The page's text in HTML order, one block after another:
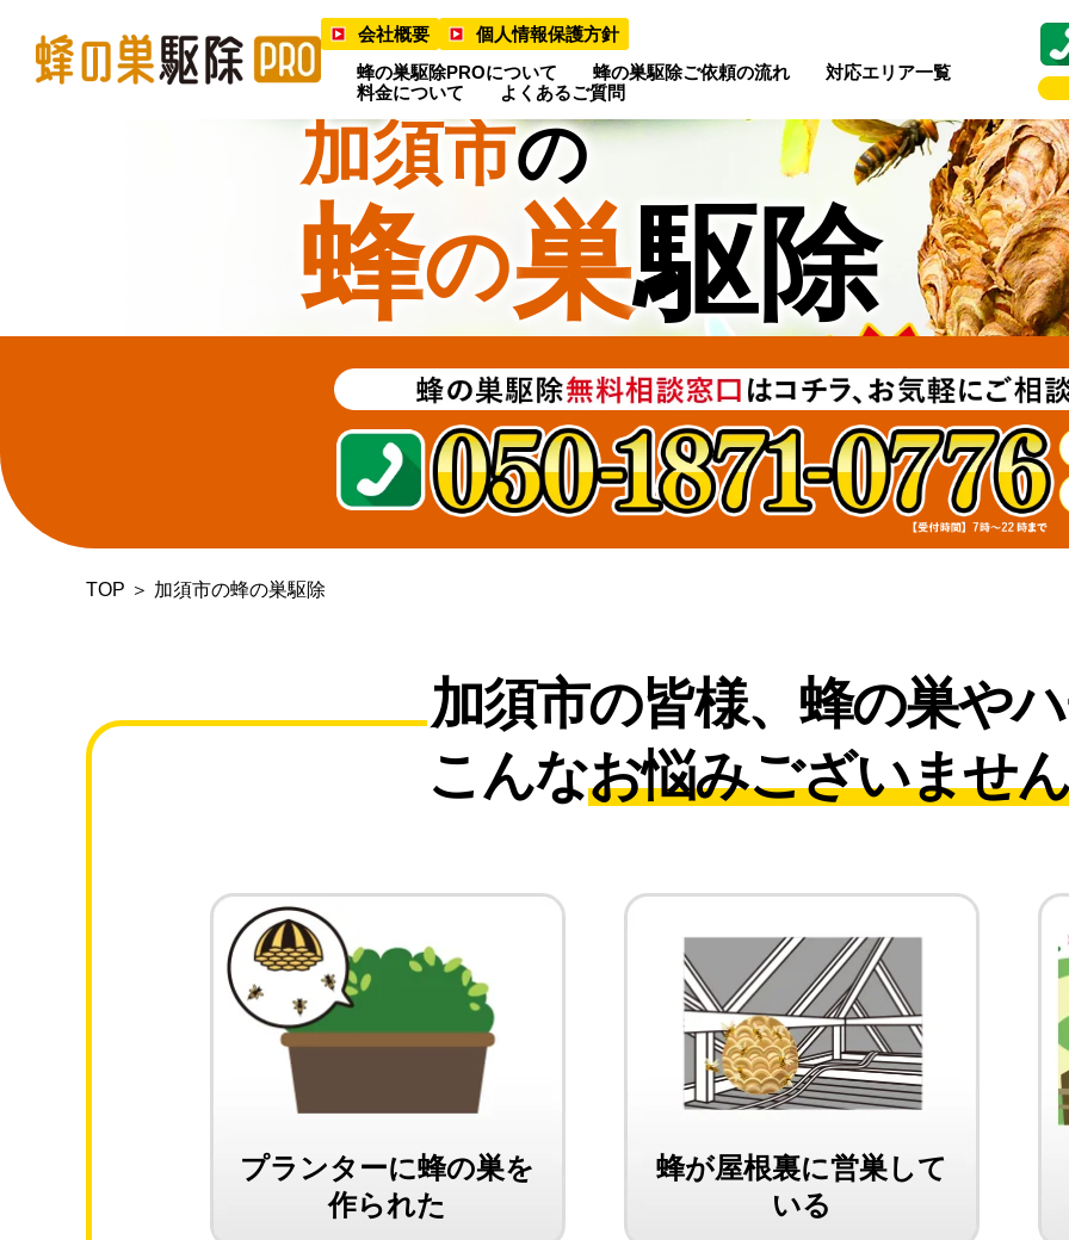
会社概要
個人情報保護方針
蜂の巣駆除PROについて
蜂の巣駆除ご依頼の流れ
対応エリア一覧
料金について
よくあるご質問
加須市の
蜂の巣駆除
TOP ＞ 加須市の蜂の巣駆除
加須市の皆様、 蜂の巣や
こんなお悩みございませ
プランターに蜂の巣を
作られた
蜂が屋根裏に営巣して
いる